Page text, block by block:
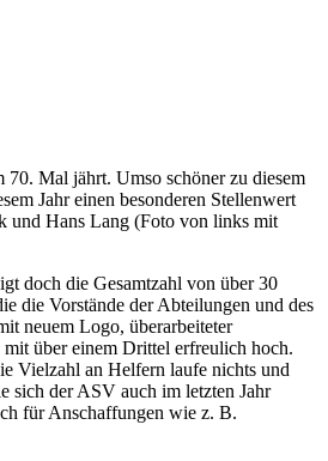
Mal jährt. Umso schöner zu diesem
Jahr einen besonderen Stellenwert
und Hans Lang (Foto von links mit
doch die Gesamtzahl von über 30
die Vorstände der Abteilungen und des
neuem Logo, überarbeiteter
über einem Drittel erfreulich hoch.
Vielzahl an Helfern laufe nichts und
sich der ASV auch im letzten Jahr
für Anschaffungen wie z. B.